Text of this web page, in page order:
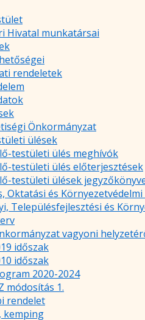
Hivatal munkatársai
rendeletek
Önkormányzat
ülések
testületi ülés meghívók
testületi ülés előterjesztések
testületi ülések
Oktatási és
Településfejlesztési és
vagyoni
időszak
időszak
2020-2024
módosítás 1.
rendelet
kemping